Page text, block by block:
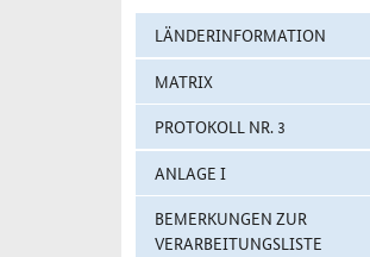
LÄNDERINFORMATION
MATRIX
PROTOKOLL NR. 3
ANLAGE I
BEMERKUNGEN ZUR
VERARBEITUNGSLISTE